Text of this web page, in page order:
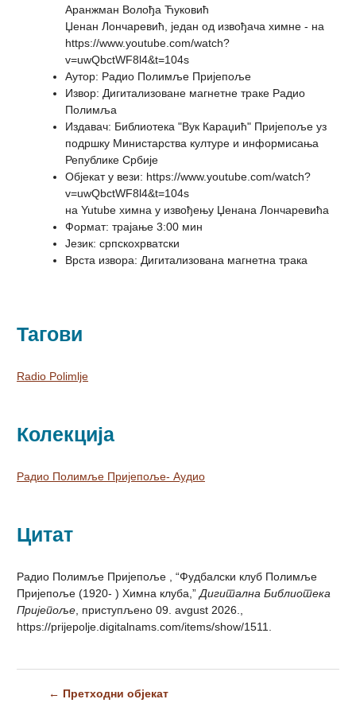
Аранжман Волођа Ћуковић
Џенан Лончаревић, један од извођача химне - на
https://www.youtube.com/watch?
v=uwQbctWF8l4&t=104s
Аутор: Радио Полимље Пријепоље
Извор: Дигитализоване магнетне траке Радио
Полимља
Издавач: Библиотека "Вук Караџић" Пријепоље уз
подршку Министарства културе и информисања
Републике Србије
Објекат у вези: https://www.youtube.com/watch?
v=uwQbctWF8l4&t=104s
на Yutube химна у извођењу Џенана Лончаревића
Формат: трајање 3:00 мин
Језик: српскохрватски
Врста извора: Дигитализована магнетна трака
Тагови
Radio Polimlje
Колекција
Радио Полимље Пријепоље- Аудио
Цитат
Радио Полимље Пријепоље , “Фудбалски клуб Полимље
Пријепоље (1920- ) Химна клуба,”Дигитална Библиотека
Пријепоље, приступљено 09. avgust 2026.,
https://prijepolje.digitalnams.com/items/show/1511.
← Претходни објекат